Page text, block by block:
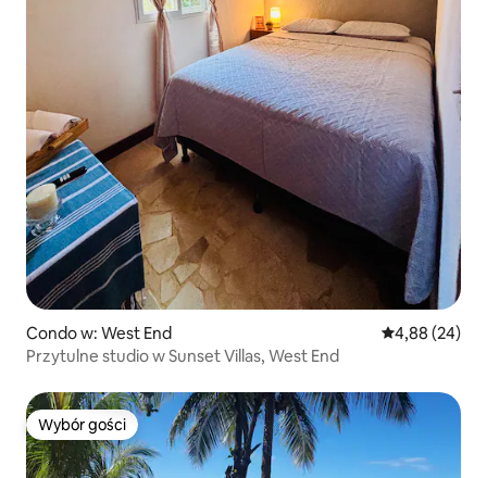
Condo w: West End Średnia
4,88 (24)
Przytulne studio w Sunset Villas, West End
Wybór gości
Wybór gości